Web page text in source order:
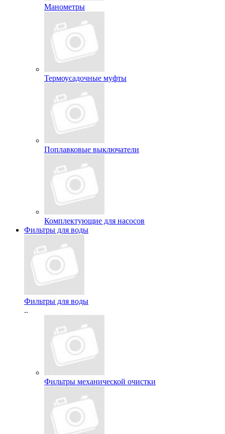
Манометры
Термоусадочные муфты
Поплавковые выключатели
Комплектующие для насосов
Фильтры для воды
Фильтры для воды
..
Фильтры механической очистки